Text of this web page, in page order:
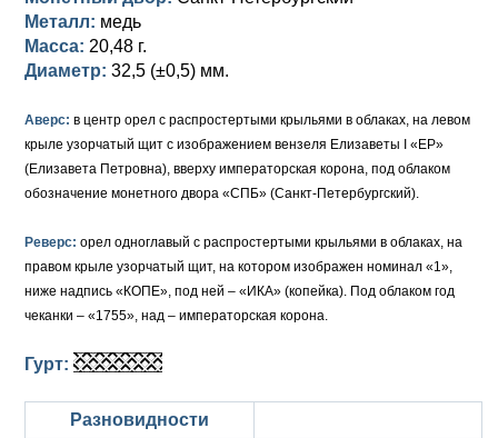
Русско-Польские
Для Польши
Памятные и донативные
Для Грузии
Для Польши
Серебро
Сибирские монеты
Для Молдавии и Валахии
Елизавета I (1741-1762)
Золото
Серебро
Медь
Ливонезы
Альбертусталер
Иоанн Антонович (1740-1741)
Анна Иоанновна (1730-1740)
Петр II (1727-1730)
Петр I (1682-1725)
Золото
Серебро
Медь
Металл: медь
Масса: 20,48 г.
Диаметр: 32,5 (±0,5) мм.
Аверс: в центр орел с распростертыми крыльями в облаках, на левом
крыле узорчатый щит с изображением вензеля Елизаветы I «EP»
(Елизавета Петровна), вверху императорская корона, под облаком
обозначение монетного двора «СПБ» (Санкт-Петербургский).
Реверс: орел одноглавый с распростертыми крыльями в облаках, на
правом крыле узорчатый щит, на котором изображен номинал «1»,
ниже надпись «КОПЕ», под ней – «ИКА» (копейка). Под облаком год
чеканки – «1755», над – императорская корона.
Гурт:
Разновидности